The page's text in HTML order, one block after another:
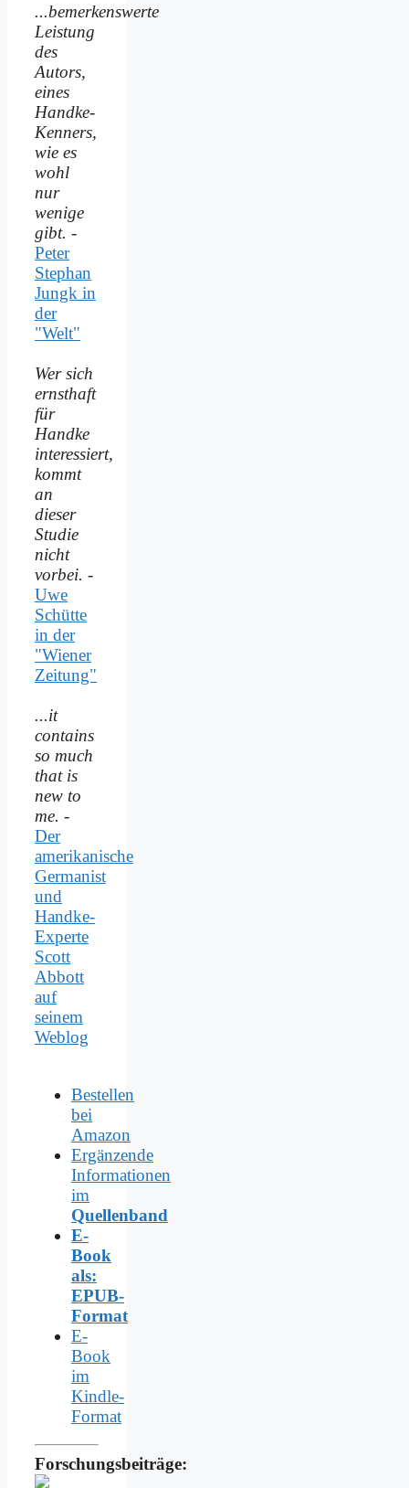
...bemerkenswerte
Leistung
des
Autors,
eines
Handke-
Kenners,
wie es
wohl
nur
wenige
gibt. -
Peter
Stephan
Jungk in
der
"Welt"
Wer sich
ernsthaft
für
Handke
interessiert,
kommt
an
dieser
Studie
nicht
vorbei. -
Uwe
Schütte
in der
"Wiener
Zeitung"
...it
contains
so much
that is
new to
me. -
Der
amerikanische
Germanist
und
Handke-
Experte
Scott
Abbott
auf
seinem
Weblog
Bestellen
bei
Amazon
Ergänzende
Informationen
im
Quellenband
E-
Book
als:
EPUB-
Format
E-
Book
im
Kindle-
Format
Forschungsbeiträge: